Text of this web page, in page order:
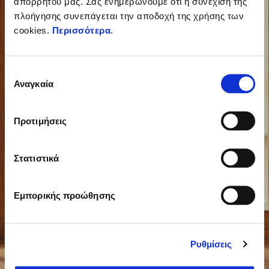
πλοήγησης συνεπάγεται την αποδοχή της χρήσης των
cookies. Περισσότερα
συγκατάθεσης
Αναγκαία
Προτιμήσεις
Στατιστικά
Εμπορικής προώθησης
Ρυθμίσεις
Vespa 946 Horse